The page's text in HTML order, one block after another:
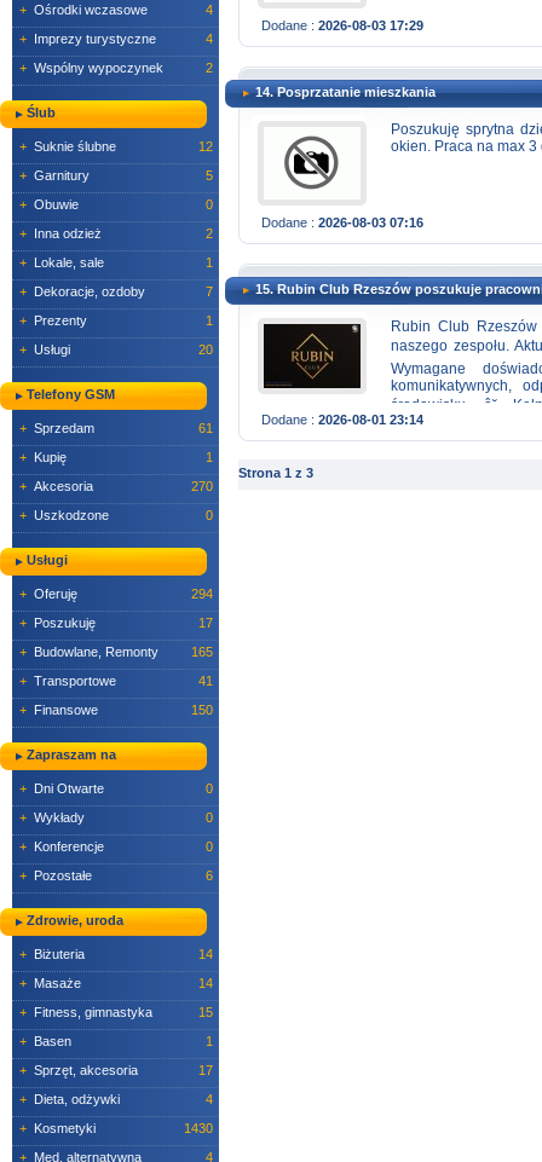
+ Ośrodki wczasowe
4
+ Imprezy turystyczne
4
+ Wspólny wypoczynek 2
Ślub
+ Suknie ślubne
12
+ Garnitury
5
+ Obuwie
0
+ Inna odzież
2
+ Lokale, sale
1
+ Dekoracje, ozdoby
7
+ Prezenty
1
+ Usługi 20
Telefony GSM
+ Sprzedam
61
+ Kupię
1
+ Akcesoria
270
+ Uszkodzone 0
Usługi
+ Oferuję
294
+ Poszukuję
17
+ Budowlane, Remonty
165
+ Transportowe
41
+ Finansowe 150
Zapraszam na
+ Dni Otwarte
0
+ Wykłady
0
+ Konferencje
0
+ Pozostałe 6
Zdrowie, uroda
+ Biżuteria
14
+ Masaże
14
+ Fitness, gimnastyka
15
+ Basen
1
+ Sprzęt, akcesoria
17
+ Dieta, odżywki
4
+ Kosmetyki
1430
+ Med. alternatywna 4
Dodane : 2026-08-03 17:29
14. Posprzatanie mieszkania
Poszukuję sprytna
okien. Praca na max
Dodane : 2026-08-03 07:16
15. Rubin Club Rzeszów poszukuje
Rubin Club
naszego zespołu.
Wymagane
komunikatywnych,
środowisku. â˘
komunikatywnych,
Dodane : 2026-08-01 23:14
Strona 1 z 3